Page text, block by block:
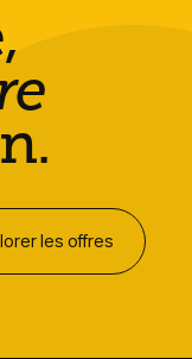
les offres